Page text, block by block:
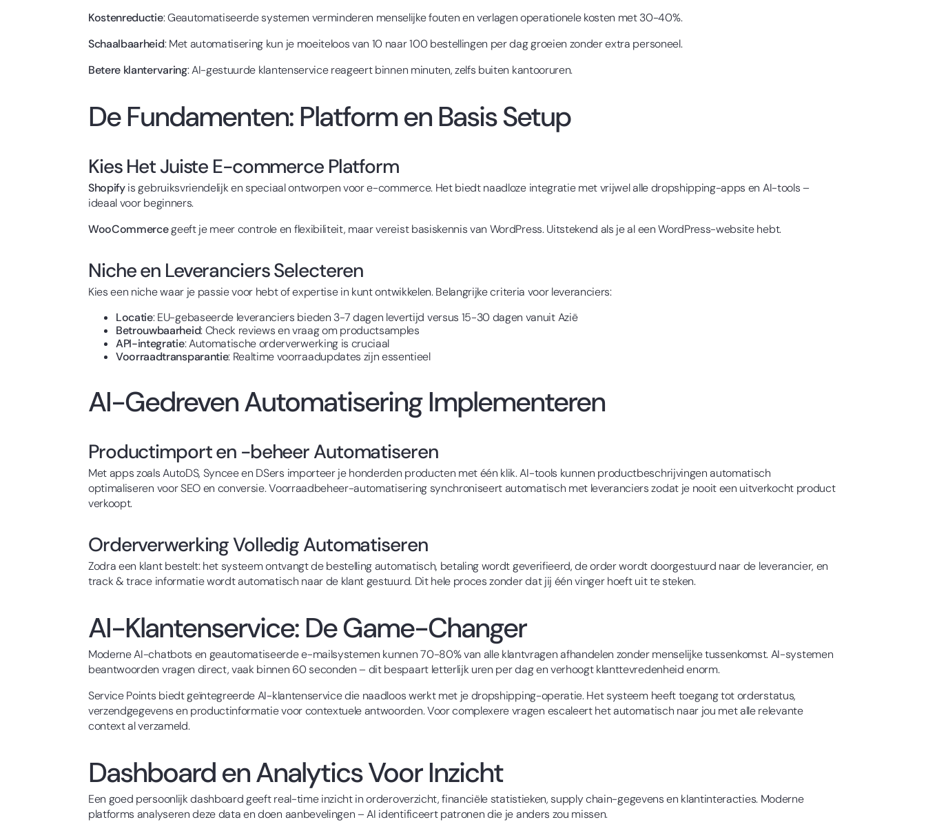
Kostenreductie: Geautomatiseerde systemen verminderen menselijke fouten en verlagen operationele kosten met 30-40%.
Schaalbaarheid: Met automatisering kun je moeiteloos van 10 naar 100 bestellingen per dag groeien zonder extra personeel.
Betere klantervaring: AI-gestuurde klantenservice reageert binnen minuten, zelfs buiten kantooruren.
De Fundamenten: Platform en Basis Setup
Kies Het Juiste E-commerce Platform
Shopifyis gebruiksvriendelijk en speciaal ontworpen voor e-commerce. Het biedt naadloze integratie met vrijwel alle dropshipping-apps en AI-tools –
ideaal voor beginners.
WooCommercegeeft je meer controle en flexibiliteit, maar vereist basiskennis van WordPress. Uitstekend als je al een WordPress-website hebt.
Niche en Leveranciers Selecteren
Kies een niche waar je passie voor hebt of expertise in kunt ontwikkelen. Belangrijke criteria voor leveranciers:
Locatie: EU-gebaseerde leveranciers bieden 3-7 dagen levertijd versus 15-30 dagen vanuit Azië
Betrouwbaarheid: Check reviews en vraag om productsamples
API-integratie: Automatische orderverwerking is cruciaal
Voorraadtransparantie: Realtime voorraadupdates zijn essentieel
AI-Gedreven Automatisering Implementeren
Productimport en -beheer Automatiseren
Met apps zoals AutoDS, Syncee en DSers importeer je honderden producten met één klik. AI-tools kunnen productbeschrijvingen automatisch
optimaliseren voor SEO en conversie. Voorraadbeheer-automatisering synchroniseert automatisch met leveranciers zodat je nooit een uitverkocht product
verkoopt.
Orderverwerking Volledig Automatiseren
Zodra een klant bestelt: het systeem ontvangt de bestelling automatisch, betaling wordt geverifieerd, de order wordt doorgestuurd naar de leverancier, en
track & trace informatie wordt automatisch naar de klant gestuurd. Dit hele proces zonder dat jij één vinger hoeft uit te steken.
AI-Klantenservice: De Game-Changer
Moderne AI-chatbots en geautomatiseerde e-mailsystemen kunnen 70-80% van alle klantvragen afhandelen zonder menselijke tussenkomst. AI-systemen
beantwoorden vragen direct, vaak binnen 60 seconden – dit bespaart letterlijk uren per dag en verhoogt klanttevredenheid enorm.
Service Points biedt geïntegreerde AI-klantenservice die naadloos werkt met je dropshipping-operatie. Het systeem heeft toegang tot orderstatus,
verzendgegevens en productinformatie voor contextuele antwoorden. Voor complexere vragen escaleert het automatisch naar jou met alle relevante
context al verzameld.
Dashboard en Analytics Voor Inzicht
Een goed persoonlijk dashboard geeft real-time inzicht in orderoverzicht, financiële statistieken, supply chain-gegevens en klantinteracties. Moderne
platforms analyseren deze data en doen aanbevelingen – AI identificeert patronen die je anders zou missen.